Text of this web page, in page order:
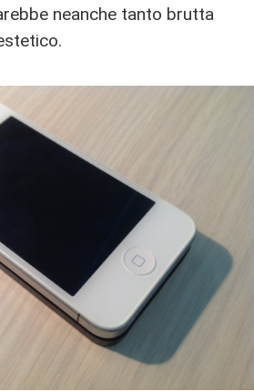
neanche tanto brutta